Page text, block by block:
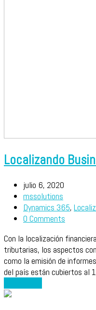
Localizando
julio 6, 2020
mssolutions
Dynamics 365,
0 Comments
Con la localización
tributarias, los aspectos
como la emisión de
del país están cubiertos al